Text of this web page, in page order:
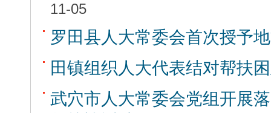
11-05
罗田县人大常委会首次授予
田镇组织人大代表结对帮扶
武穴市人大常委会党组开展